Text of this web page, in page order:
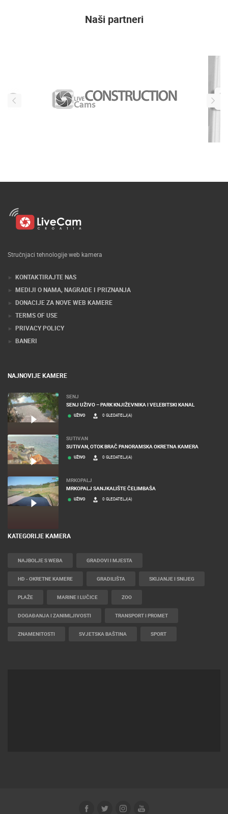
Naši partneri
Stručnjaci tehnologije web kamera
KONTAKTIRAJTE NAS
MEDIJI O NAMA, NAGRADE I PRIZNANJA
DONACIJE ZA NOVE WEB KAMERE
TERMS OF USE
PRIVACY POLICY
BANERI
NAJNOVIJE KAMERE
SENJ
SENJ UŽIVO – PARK KNJIŽEVNIKA I VELEBITSKI KANAL
UŽIVO 0 GLEDATELJ(A)
SUTIVAN
SUTIVAN, OTOK BRAČ PANORAMSKA OKRETNA KAMERA
UŽIVO 0 GLEDATELJ(A)
MRKOPALJ
MRKOPALJ SANJKALIŠTE ČELIMBAŠA
UŽIVO 0 GLEDATELJ(A)
KATEGORIJE KAMERA
NAJBOLJE S WEBA GRADOVI I MJESTA
HD - OKRETNE KAMERE GRADILIŠTA SKIJANJE I SNIJEG
PLAŽE MARINE I LUČICE ZOO
DOGAĐANJA I ZANIMLJIVOSTI TRANSPORT I PROMET
ZNAMENITOSTI SVJETSKA BAŠTINA SPORT